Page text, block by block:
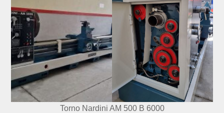
Torno Nardini AM 500 B 6000